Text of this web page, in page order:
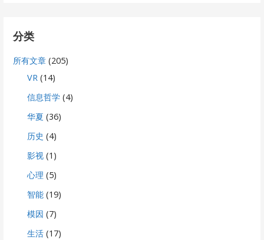
分类
所有文章 (205)
VR (14)
信息哲学 (4)
华夏 (36)
历史 (4)
影视 (1)
心理 (5)
智能 (19)
模因 (7)
生活 (17)